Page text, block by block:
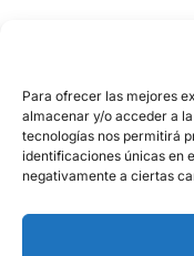
Para ofrecer las mejores
almacenar y/o acceder a
tecnologías nos permitirá
identificaciones únicas en
negativamente a ciertas